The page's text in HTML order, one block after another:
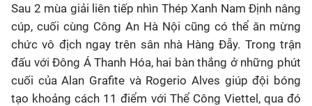
Sau 2 mùa giải liên tiếp nhìn Thép Xanh Nam Định nâng
cúp, cuối cùng Công An Hà Nội cũng có thể ăn mừng
chức vô địch ngay trên sân nhà Hàng Đẫy. Trong trận
đấu với Đông Á Thanh Hóa, hai bàn thắng ở những phút
cuối của Alan Grafite và Rogerio Alves giúp đội bóng
tạo khoảng cách 11 điểm với Thể Công Viettel, qua đó